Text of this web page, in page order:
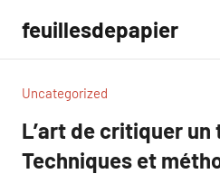
contenu
feuillesdepapier
Uncategorized
L’art de critiquer
Techniques et